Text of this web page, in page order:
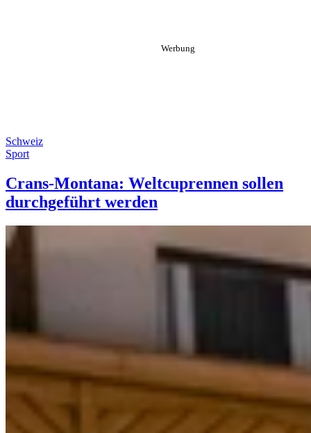
Schweiz
Sport
Crans-Montana: Weltcuprennen sollen
durchgeführt werden